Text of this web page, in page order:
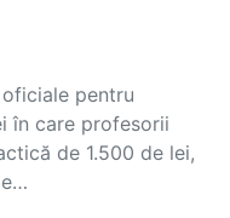
pentru
în care profesorii
de 1.500 de lei,